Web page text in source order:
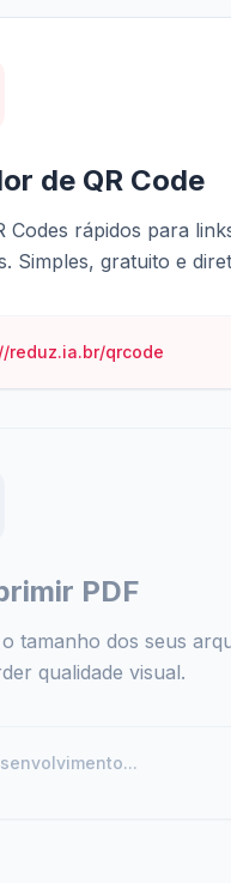
de QR Code
Codes rápidos para
Simples, gratuito e
reduz.ia.br/qrcode
PDF
tamanho dos seus
qualidade visual.